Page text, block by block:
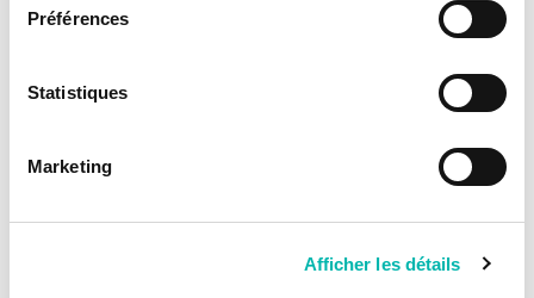
Préférences
Statistiques
Marketing
Afficher les détails